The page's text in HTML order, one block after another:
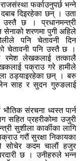
फर्काउनुपर्छ भन्ने
दबाब दिइरहेका छन् । उता
उस्तै छ । प्रधानमन्त्री
सेनाको शरणमा पुगी अहिले
पनि चेतावनी दिन
चेतावनी पनि उस्तै छ ।
रमेश लेखकलाई तत्कालै
पक्राउ गरे हामीले
ठड्याइरहेका छन् । बरु
साह र सुदन गुरुङलाई
संरचना ध्वस्त पार्न
सहित प्रहरीकोमा उजुरी
सुशीला कार्कीका लागि
गरौं सुरक्षा निकायका
सोचेर कदम चालौं हजुर
छ । उनीहरुले भन्न